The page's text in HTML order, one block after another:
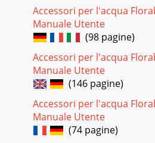
Accessori per l'acqua
Manuale Utente
(98 pagine)
Accessori per l'acqua
Manuale Utente
(146 pagine)
Accessori per l'acqua
Manuale Utente
(74 pagine)